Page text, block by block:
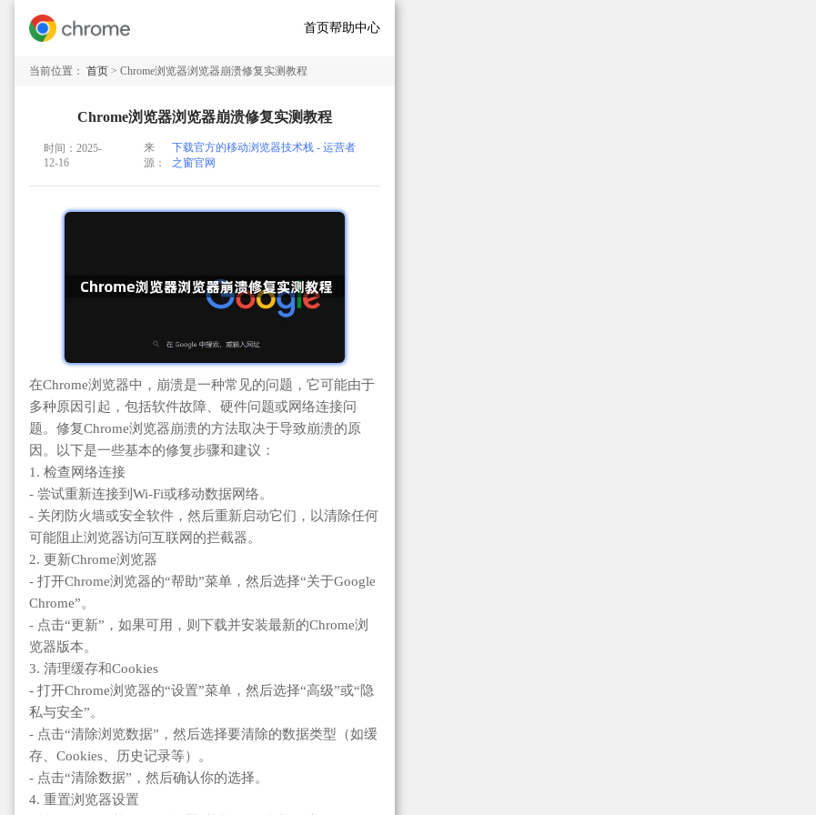
首页帮助中心
当前位置： 首页 > Chrome浏览器浏览器崩溃修复实测教程
Chrome浏览器浏览器崩溃修复实测教程
时间：2025-
12-16
来
源：
下载官方的移动浏览器技术栈 - 运营者
之窗官网
在Chrome浏览器中，崩溃是一种常见的问题，它可能由于
多种原因引起，包括软件故障、硬件问题或网络连接问
题。修复Chrome浏览器崩溃的方法取决于导致崩溃的原
因。以下是一些基本的修复步骤和建议：
1. 检查网络连接
- 尝试重新连接到Wi-Fi或移动数据网络。
- 关闭防火墙或安全软件，然后重新启动它们，以清除任何
可能阻止浏览器访问互联网的拦截器。
2. 更新Chrome浏览器
- 打开Chrome浏览器的“帮助”菜单，然后选择“关于Google
Chrome”。
- 点击“更新”，如果可用，则下载并安装最新的Chrome浏
览器版本。
3. 清理缓存和Cookies
- 打开Chrome浏览器的“设置”菜单，然后选择“高级”或“隐
私与安全”。
- 点击“清除浏览数据”，然后选择要清除的数据类型（如缓
存、Cookies、历史记录等）。
- 点击“清除数据”，然后确认你的选择。
4. 重置浏览器设置